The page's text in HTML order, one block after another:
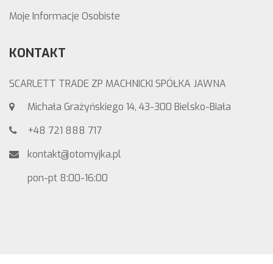
Moje Informacje Osobiste
KONTAKT
SCARLETT TRADE ZP MACHNICKI SPÓŁKA JAWNA
Michała Grażyńskiego 14, 43-300 Bielsko-Biała
+48 721 888 717
kontakt@otomyjka.pl
pon-pt 8:00-16:00